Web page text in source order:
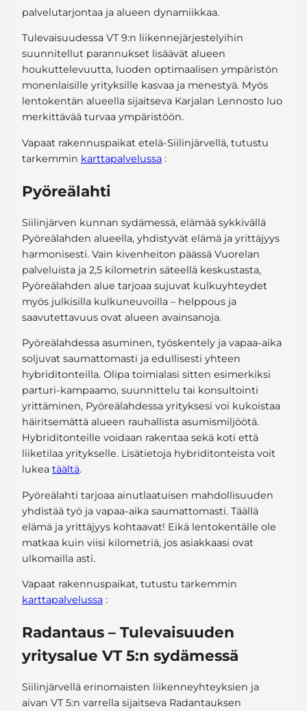
palvelutarjontaa ja alueen dynamiikkaa.
Tulevaisuudessa VT 9:n liikennejärjestelyihin
suunnitellut parannukset lisäävät alueen
houkuttelevuutta, luoden optimaalisen ympäristön
monenlaisille yrityksille kasvaa ja menestyä. Myös
lentokentän alueella sijaitseva Karjalan Lennosto luo
merkittävää turvaa ympäristöön.
Vapaat rakennuspaikat etelä-Siilinjärvellä, tutustu
tarkemmin karttapalvelussa :
Pyöreälahti
Siilinjärven kunnan sydämessä, elämää sykkivällä
Pyöreälahden alueella, yhdistyvät elämä ja yrittäjyys
harmonisesti. Vain kivenheiton päässä Vuorelan
palveluista ja 2,5 kilometrin säteellä keskustasta,
Pyöreälahden alue tarjoaa sujuvat kulkuyhteydet
myös julkisilla kulkuneuvoilla – helppous ja
saavutettavuus ovat alueen avainsanoja.
Pyöreälahdessa asuminen, työskentely ja vapaa-aika
soljuvat saumattomasti ja edullisesti yhteen
hybriditonteilla. Olipa toimialasi sitten esimerkiksi
parturi-kampaamo, suunnittelu tai konsultointi
yrittäminen, Pyöreälahdessa yrityksesi voi kukoistaa
häiritsemättä alueen rauhallista asumismiljöötä.
Hybriditonteille voidaan rakentaa sekä koti että
liiketilaa yritykselle. Lisätietoja hybriditonteista voit
lukea täältä.
Pyöreälahti tarjoaa ainutlaatuisen mahdollisuuden
yhdistää työ ja vapaa-aika saumattomasti. Täällä
elämä ja yrittäjyys kohtaavat! Eikä lentokentälle ole
matkaa kuin viisi kilometriä, jos asiakkaasi ovat
ulkomailla asti.
Vapaat rakennuspaikat, tutustu tarkemmin
karttapalvelussa :
Radantaus – Tulevaisuuden
yritysalue VT 5:n sydämessä
Siilinjärvellä erinomaisten liikenneyhteyksien ja
aivan VT 5:n varrella sijaitseva Radantauksen